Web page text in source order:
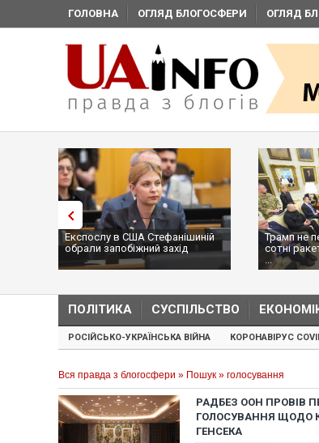
ГОЛОВНА ОГЛЯД БЛОГОСФЕРИ ОГЛЯД
Експослу в США Стефанішиній
обрали запобіжний захід
Трамп не
сотні
...
ПОЛІТИКА СУСПІЛЬСТВО
РОСІЙСЬКО-УКРАЇНСЬКА ВІЙНА КОРОНАВІРУС
Вся правда з блогосфери » Пошук » голосування
РАДБЕЗ ООН ПРОВІВ
ГОЛОСУВАННЯ ЩОДО
ГЕНСЕКА